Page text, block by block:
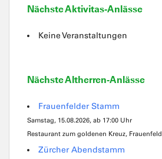
Nächste Aktivitas-Anlässe
Keine Veranstaltungen
Nächste Altherren-Anlässe
Frauenfelder Stamm
Samstag, 15.08.2026, ab 17:00 Uhr
Restaurant zum goldenen Kreuz, Frauenfeld
Zürcher Abendstamm